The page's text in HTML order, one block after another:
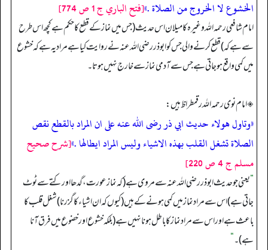
الخشوع لا الخروج من الصلاة .»[فتح الباري ج 1 ص 774]
امام شافعی رحمہ اللہ وغیرہ کا میلان اس حدیث (جس میں نماز کے قطع کا حکم ہے کچھ اس طرح
سے ہے کہ) قطع کرنے والی جس کو ابوذر رضی اللہ عنہ نے روایت کیا ہے مراد یہ ہے کہ خشوع
میں کمی واقع ہو جاتی ہے جس سے آدمی نماز سے خارج نہیں ہوتا۔
◈ امام نوی رحمہ اللہ رقمطراظ ہیں:
«وتاول هولاء حديث ابي ذر رضى الله عنه على ان المراد بالقطع نقص
الصلاة تشغل القلب بهذه الاشياء وليس المراد ايطالها .»[شرح صحيح
مسلم ج 4 ص 220]
”یعنی جو حدیث ابوذر رضی اللہ عنہ سے مروی ہے (کہ نماز عورت، گدھا اور کتے سے ٹوٹ
جاتی ہے) اس سے مراد نماز میں کمی ہونے کے ہیں (کیوں کہ ان اشیاء کا گزرنا) شغل قلب کا
باعث ہے اور اس سے مراد نماز کا باطل ہونا نہیں ہے (بلکہ خشوع اور خضوع میں فرق آنا
ہے)۔“